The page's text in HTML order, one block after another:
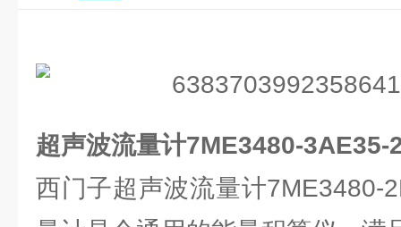
超声波流量计7ME3480-3AE35-
西门子超声波流量计7ME3480-